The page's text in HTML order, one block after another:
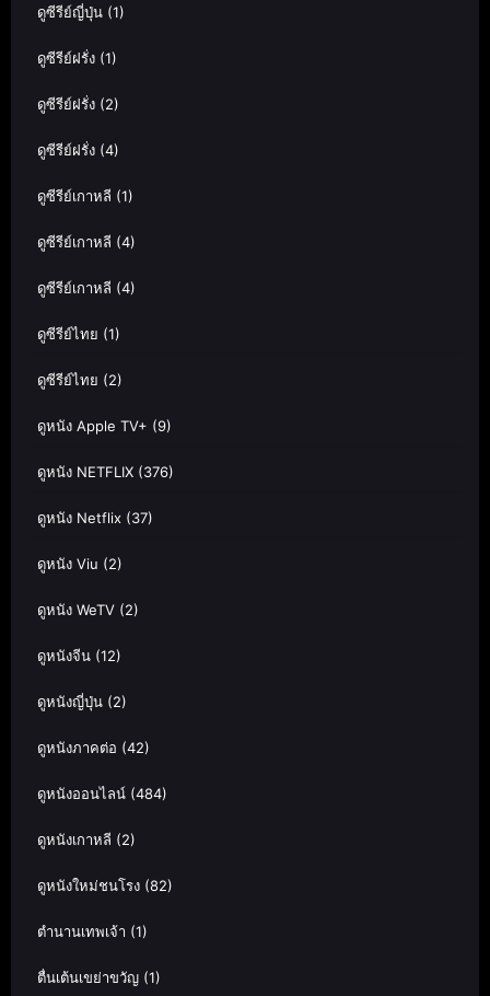
ดูซีรีย์ญี่ปุ่น (1)
ดูซีรีย์ฝรั่ง (1)
ดูซีรีย์ฝรั่ง (2)
ดูซีรีย์ฝรั่ง (4)
ดูซีรีย์เกาหลี (1)
ดูซีรีย์เกาหลี (4)
ดูซีรีย์เกาหลี (4)
ดูซีรีย์ไทย (1)
ดูซีรีย์ไทย (2)
ดูหนัง Apple TV+ (9)
ดูหนัง NETFLIX (376)
ดูหนัง Netflix (37)
ดูหนัง Viu (2)
ดูหนัง WeTV (2)
ดูหนังจีน (12)
ดูหนังญี่ปุ่น (2)
ดูหนังภาคต่อ (42)
ดูหนังออนไลน์ (484)
ดูหนังเกาหลี (2)
ดูหนังใหม่ชนโรง (82)
ตำนานเทพเจ้า (1)
ตื่นเต้นเขย่าขวัญ (1)